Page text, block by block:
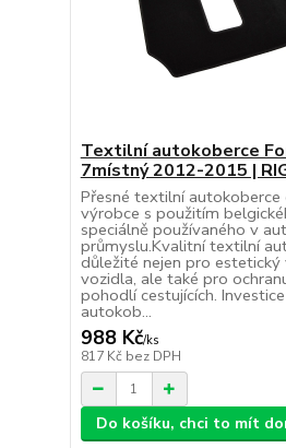
Textilní autokoberce
7místný 2012-2015 |
Přesné textilní autokoberce
výrobce s použitím
speciálně používaného v
průmyslu.Kvalitní textilní
důležité nejen pro estetický
vozidla, ale také pro
pohodlí cestujících.
autokob...
988 Kč/ks
817 Kč bez DPH
Do košíku, chci to mít